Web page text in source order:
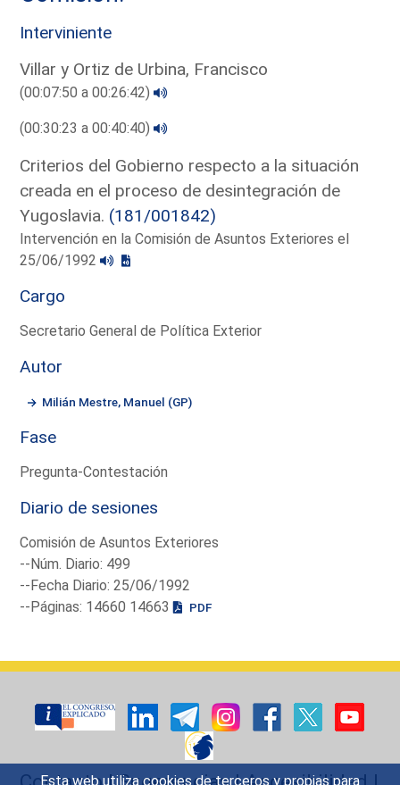
Esta web utiliza cookies de terceros y propias para
Interviniente
Villar y Ortiz de Urbina, Francisco
(00:07:50 a 00:26:42)
(00:30:23 a 00:40:40)
Criterios del Gobierno respecto a la situación
creada en el proceso de desintegración de
Yugoslavia. (181/001842)
Intervención en la Comisión de Asuntos Exteriores el
25/06/1992
Cargo
Secretario General de Política Exterior
Autor
Milián Mestre, Manuel (GP)
Fase
Pregunta-Contestación
Diario de sesiones
Comisión de Asuntos Exteriores
--Núm. Diario: 499
--Fecha Diario: 25/06/1992
--Páginas: 14660 14663
PDF